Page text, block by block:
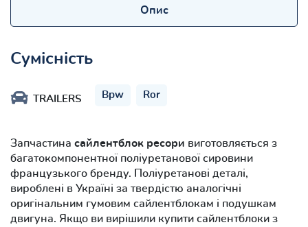
Опис
Сумісність
TRAILERS Bpw Ror
Запчастина сайлентблок ресори виготовляється з
багатокомпонентної поліуретанової сировини
французького бренду. Поліуретанові деталі,
вироблені в Україні за твердістю аналогічні
оригінальним гумовим сайлентблокам і подушкам
двигуна. Якщо ви вирішили купити сайлентблоки з